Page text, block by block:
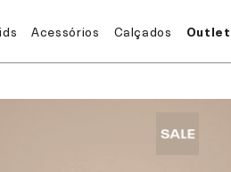
Acessórios Calçados Outlet